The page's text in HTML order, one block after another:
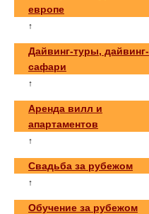
европе
↑
Дайвинг-туры, дайвинг-
сафари
↑
Аренда вилл и
апартаментов
↑
Свадьба за рубежом
↑
Обучение за рубежом